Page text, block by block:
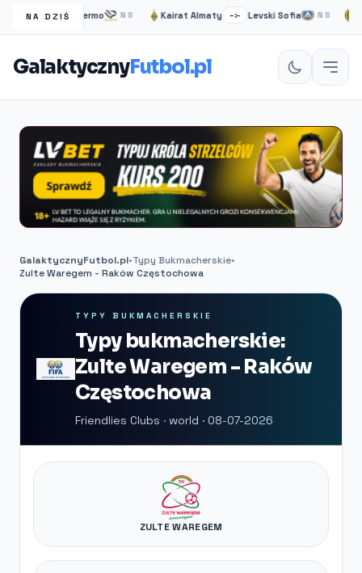
NA DZIŚ
–:– Palermo NS Kairat Almaty –:– Levski Sofia NS
GalaktycznyFutbol.pl
GalaktycznyFutbol.pl•Typy Bukmacherskie•
Zulte Waregem - Raków Częstochowa
TYPY BUKMACHERSKIE
Typy bukmacherskie:
Zulte Waregem - Raków
Częstochowa
Friendlies Clubs · world · 08-07-2026
ZULTE WAREGEM